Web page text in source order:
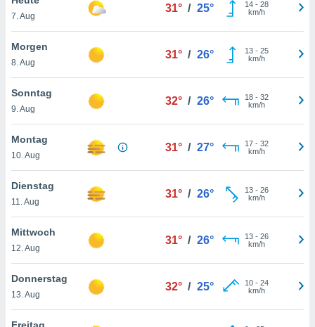
oder
Partner
es uns
das
der
Profil zu
Ihnen
finden
. Sie
jederzeit
Rand
7. Aug
31° / 25° 14- 28
km/h
Morgen
8. Aug
31° / 26° 13- 25
km/h
Sonntag
9. Aug
32° / 26° 18- 32
km/h
Montag
10. Aug
31° / 27° 17- 32
km/h
Dienstag
11. Aug
31° / 26° 13- 26
km/h
Mittwoch
12. Aug
31° / 26° 13- 26
km/h
Donnerstag
13. Aug
32° / 25° 10- 24
km/h
Freitag